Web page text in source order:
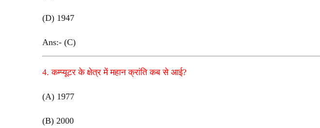
(D) 1947
Ans:- (C)
4. कम्प्यूटर के क्षेत्र में महान क्रांति कब से आई?
(A) 1977
(B) 2000